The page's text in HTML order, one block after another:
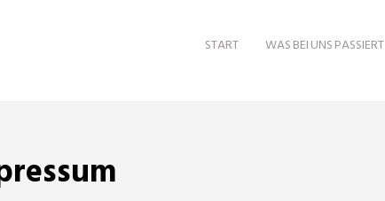
START WAS BEI UNS PASSIERT